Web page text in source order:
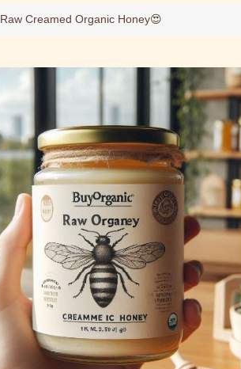
Raw Creamed Organic Honey😍